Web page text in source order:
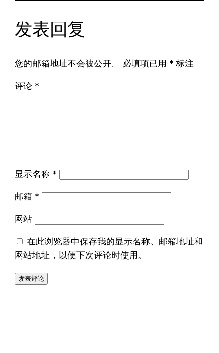
发表回复
您的邮箱地址不会被公开。 必填项已用 * 标注
评论 *
显示名称 *
邮箱 *
网站
在此浏览器中保存我的显示名称、邮箱地址和
网站地址，以便下次评论时使用。